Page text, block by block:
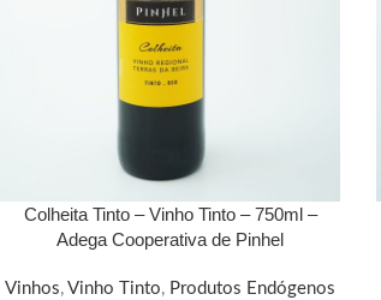
Colheita Tinto – Vinho Tinto – 750ml –
Adega Cooperativa de Pinhel
Vinhos, Vinho Tinto, Produtos Endógenos